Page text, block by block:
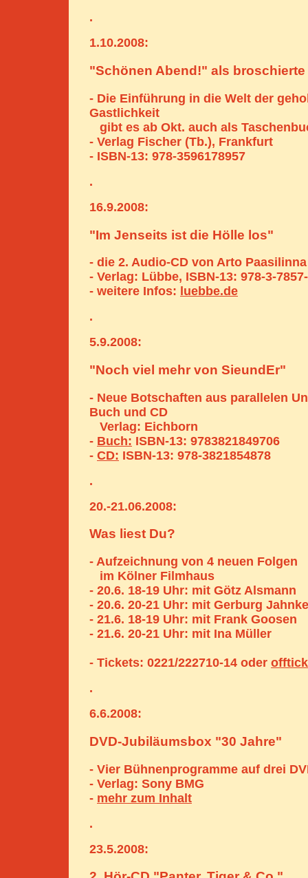
.
1.10.2008:
"Schönen Abend!" als broschierte
- Die Einführung in die Welt der
Gastlichkeit
gibt es ab Okt. auch als
- Verlag Fischer (Tb.), Frankfurt
- ISBN-13: 978-3596178957
.
16.9.2008:
"Im Jenseits ist die Hölle los"
- die 2. Audio-CD von Arto Paasilinna
- Verlag: Lübbe, ISBN-13: 978-3-
- weitere Infos: luebbe.de
.
5.9.2008:
"Noch viel mehr von SieundEr"
- Neue Botschaften aus parallelen
Buch und CD
Verlag: Eichborn
- Buch: ISBN-13: 9783821849706
- CD: ISBN-13: 978-3821854878
.
20.-21.06.2008:
Was liest Du?
- Aufzeichnung von 4 neuen Folgen
im Kölner Filmhaus
- 20.6. 18-19 Uhr: mit Götz Alsmann
- 20.6. 20-21 Uhr: mit Gerburg Jahnke
- 21.6. 18-19 Uhr: mit Frank Goosen
- 21.6. 20-21 Uhr: mit Ina Müller
- Tickets: 0221/222710-14 oder
.
6.6.2008:
DVD-Jubiläumsbox "30 Jahre"
- Vier Bühnenprogramme auf drei
- Verlag: Sony BMG
- mehr zum Inhalt
.
23.5.2008: